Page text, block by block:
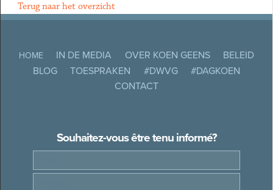
Terug naar het overzicht
HOME IN DE MEDIA OVER KOEN GEENS
BELEID
BLOG
TOESPRAKEN #DWVG
#DAGKOEN
CONTACT
Souhaitez-vous être tenu informé?